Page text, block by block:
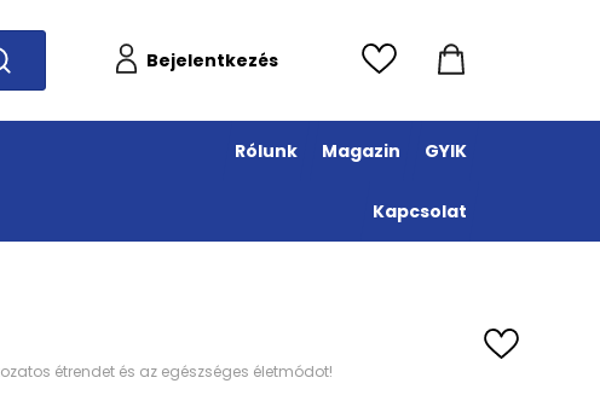
Bejelentkezés
Rólunk Magazin GYIK
Kapcsolat
étrendet és az egészséges életmódot!